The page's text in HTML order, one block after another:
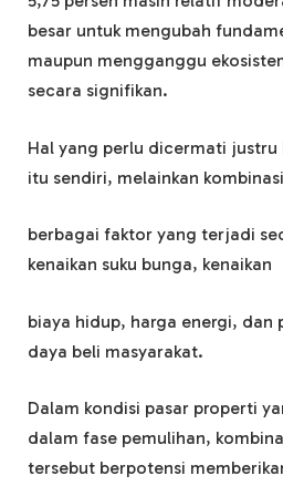
besar untuk mengubah
maupun mengganggu
secara signifikan.
Hal yang perlu dicermati justru
itu sendiri, melainkan kombinasi
berbagai faktor yang terjadi
kenaikan suku bunga, kenaikan
biaya hidup, harga energi, dan
daya beli masyarakat.
Dalam kondisi pasar properti
dalam fase pemulihan,
tersebut berpotensi